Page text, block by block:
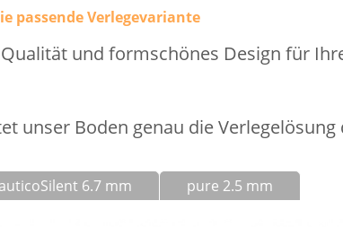
passende Verlegevariante
und formschönes Design für
unser Boden genau die Verlegelösung
6.7 mm pure 2.5 mm